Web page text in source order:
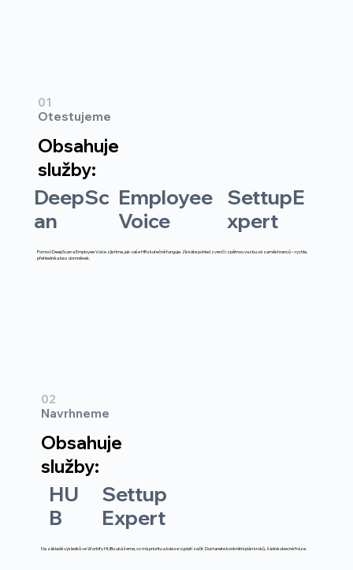
Dostanete plnou podporu
01
Otestujeme
Obsahuje
služby:
DeepSc
an
Employee
Voice
SettupE
xpert
Pomocí DeepScan a Employee Voice zjistíme, jak vaše HR skutečně funguje. Získáte pohled zvenčí i zpětnou vazbu od zaměstnanců – rychle,
přehledně a bez domněnek.
02
Navrhneme
Obsahuje
služby:
HU
B
Settup
Expert
Na základě výsledků ve Workify HUBu ukážeme, co má prioritu a kde se vyplatí začít. Dostanete konkrétní plán kroků, žádné obecné fráze.